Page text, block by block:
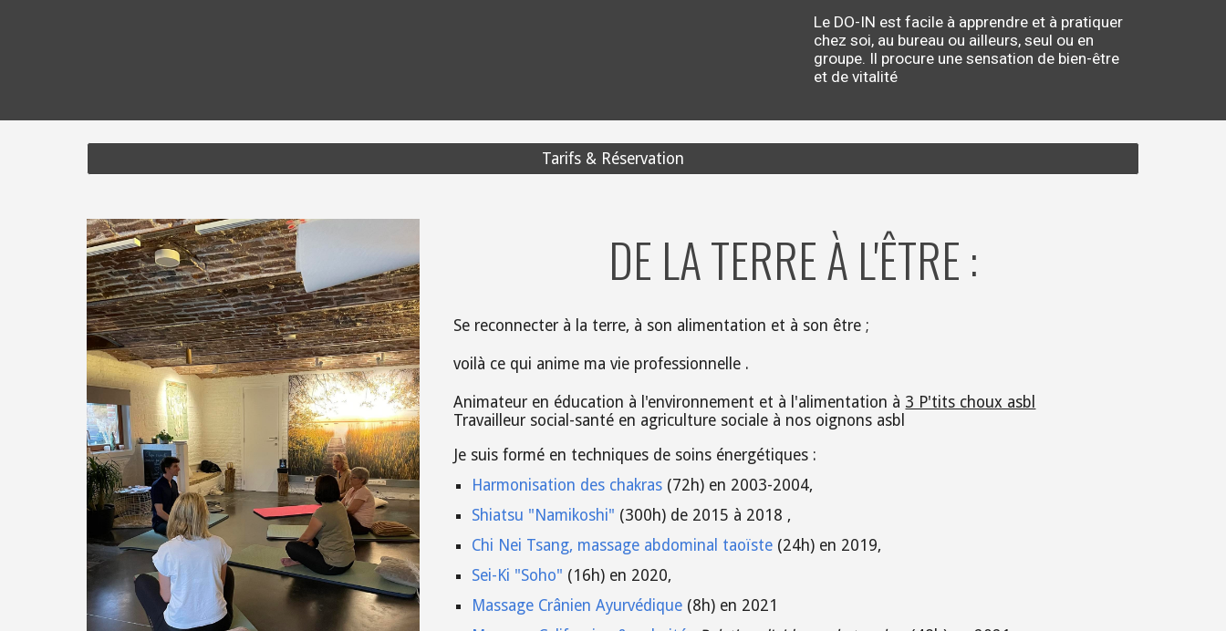
Le DO-IN est facile à apprendre et à pratiquer
chez soi, au bureau ou ailleurs, seul ou en
groupe. Il procure une sensation de bien-être
et de vitalité
Tarifs & Réservation
DE LA TERRE À L'ÊTRE :
Se reconnecter à la terre, à son alimentation et à son être ;
voilà ce qui anime ma vie professionnelle .
Animateur en éducation à l'environnement et à l'alimentation à 3 P'tits choux asbl
Travailleur social-santé en agriculture sociale à nos oignons asbl
Je suis formé en techniques de soins énergétiques :
Harmonisation des chakras (72h) en 2003-2004,
Shiatsu "Namikoshi" (300h) de 2015 à 2018 ,
Chi Nei Tsang, massage abdominal taoïste (24h) en 2019,
Sei-Ki "Soho" (16h) en 2020,
Massage Crânien Ayurvédique (8h) en 2021